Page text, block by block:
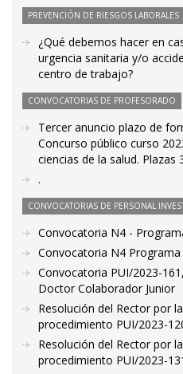
PREVENCIÓN DE RIESGOS LABORALES
¿Qué debemos hacer en
urgencia sanitaria y/o
centro de trabajo?
CONVOCATORIAS DE PROFESORADO
Tercer anuncio plazo de
Concurso público curso
ciencias de la salud. Plazas
.
CONVOCATORIAS DE PERSONAL
Convocatoria N4 -
Convocatoria N4
Convocatoria PUI/2023-
Doctor Colaborador Junior
Resolución del Rector por
procedimiento PUI/2023-
Resolución del Rector por
procedimiento PUI/2023-